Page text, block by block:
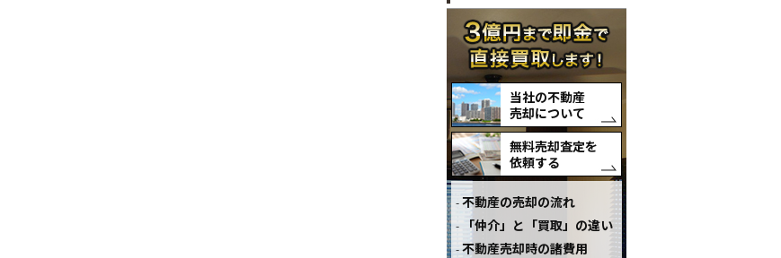
当社の不動産
売却について
無料売却査定を
依頼する
不動産の売却の流れ
「仲介」と「買取」の違い
不動産売却時の諸費用